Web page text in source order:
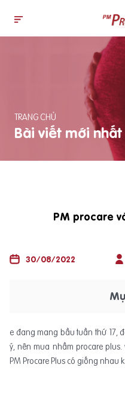
TRANG CHỦ
Bài viết mới nhất
PM procare
30/08/2022
e đang mang bầu tuần thứ 17,
ý, nên mua nhầm procare
PM Procare Plus có giống nhau